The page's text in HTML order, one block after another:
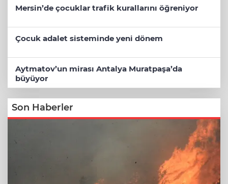
Mersin’de çocuklar trafik kurallarını öğreniyor
Çocuk adalet sisteminde yeni dönem
Aytmatov’un mirası Antalya Muratpaşa’da
büyüyor
Son Haberler